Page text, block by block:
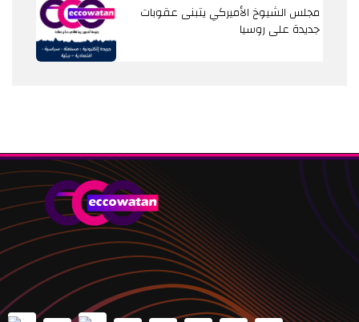
مجلس الشيوخ الأميركي يتبنى عقوبات
جديدة على روسيا